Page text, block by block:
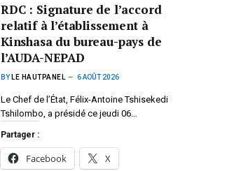
RDC : Signature de l’accord
relatif à l’établissement à
Kinshasa du bureau-pays de
l’AUDA-NEPAD
BY LE HAUTPANEL 6 AOÛT 2026
Le Chef de l’État, Félix-Antoine Tshisekedi
Tshilombo, a présidé ce jeudi 06…
Partager :
Facebook X